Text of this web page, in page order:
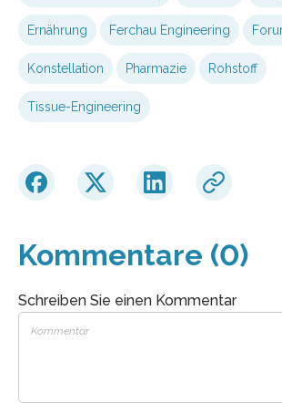
Ernährung Ferchau Engineering
Konstellation Pharmazie Rohstoff
Tissue-Engineering
Kommentare (0)
Schreiben Sie einen Kommentar